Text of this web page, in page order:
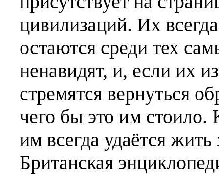
цивилизаций. Их
остаются среди тех
ненавидят, и, если их
стремятся вернуться
чего бы это им
им всегда удаётся
Британская